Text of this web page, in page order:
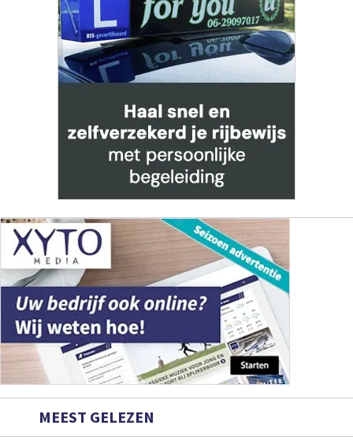
MEEST GELEZEN